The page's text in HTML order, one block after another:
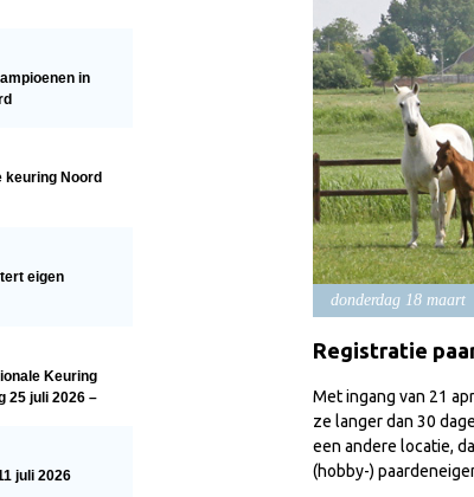
paspoort
donderdag 18 maart
Registratie
Met ingang van 21
ze langer dan 30
een andere locatie,
(hobby-)
in
keuring Noord
eigen
Keuring
25 juli 2026 –
juli 2026